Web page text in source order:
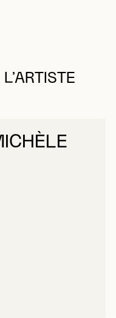
COURNOYER,